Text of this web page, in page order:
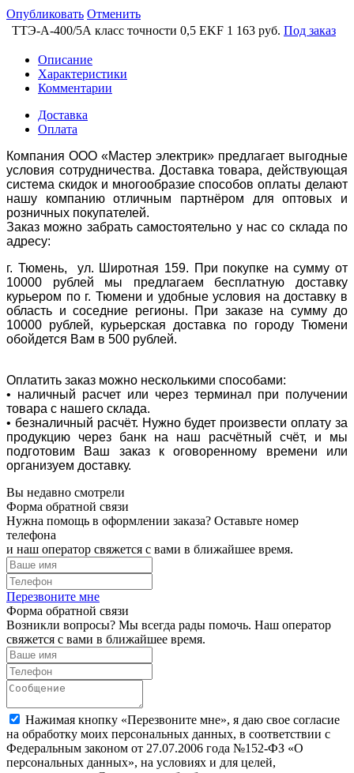
Опубликовать Отменить
ТТЭ-А-400/5А класс точности 0,5 EKF 1 163 руб. Под заказ
Описание
Характеристики
Комментарии
Доставка
Оплата
Компания ООО «Мастер электрик» предлагает выгодные
условия сотрудничества. Доставка товара, действующая
система скидок и многообразие способов оплаты делают
нашу компанию отличным партнёром для оптовых и
розничных покупателей.
Заказ можно забрать самостоятельно у нас со склада по
адресу:
г. Тюмень, ул. Широтная 159. При покупке на сумму от
10000 рублей мы предлагаем бесплатную доставку
курьером по г. Тюмени и удобные условия на доставку в
область и соседние регионы. При заказе на сумму до
10000 рублей, курьерская доставка по городу Тюмени
обойдется Вам в 500 рублей.
Оплатить заказ можно несколькими способами:
• наличный расчет или через терминал при получении
товара с нашего склада.
• безналичный расчёт. Нужно будет произвести оплату за
продукцию через банк на наш расчётный счёт, и мы
подготовим Ваш заказ к оговоренному времени или
организуем доставку.
Вы недавно смотрели
Форма обратной связи
Нужна помощь в оформлении заказа? Оставьте номер
телефона
и наш оператор свяжется с вами в ближайшее время.
Перезвоните мне
Форма обратной связи
Возникли вопросы? Мы всегда рады помочь. Наш оператор
свяжется с вами в ближайшее время.
Нажимая кнопку «Перезвоните мне», я даю свое согласие
на обработку моих персональных данных, в соответствии с
Федеральным законом от 27.07.2006 года №152-ФЗ «О
персональных данных», на условиях и для целей,